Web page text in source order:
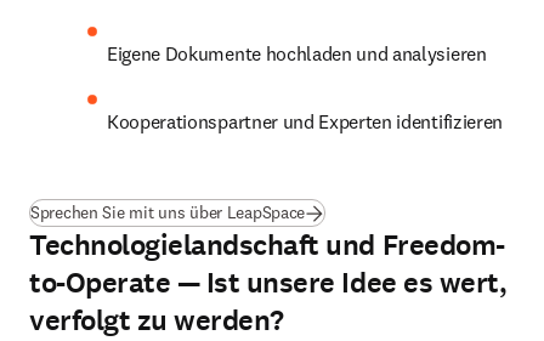
Eigene Dokumente hochladen und analysieren
Kooperationspartner und Experten identifizieren
Sprechen Sie mit uns über LeapSpace
Technologielandschaft und Freedom-
to-Operate — Ist unsere Idee es wert,
verfolgt zu werden?